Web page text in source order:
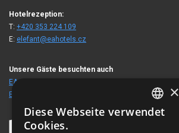
Hotelrezeption:
T: +420 353 224 109
E: elefant@eahotels.cz
Unsere Gäste besuchten auch
EA Hotel Mozart
EA Hotel Atlantic Palace
CZECH
×
Diese Webseite verwendet
Cookies.